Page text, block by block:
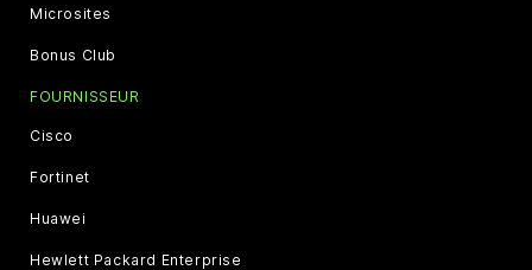
Microsites
Bonus Club
FOURNISSEUR
Cisco
Fortinet
Huawei
Hewlett Packard Enterprise